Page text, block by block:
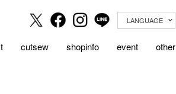
LANGUAGE
cutsew shopinfo event other